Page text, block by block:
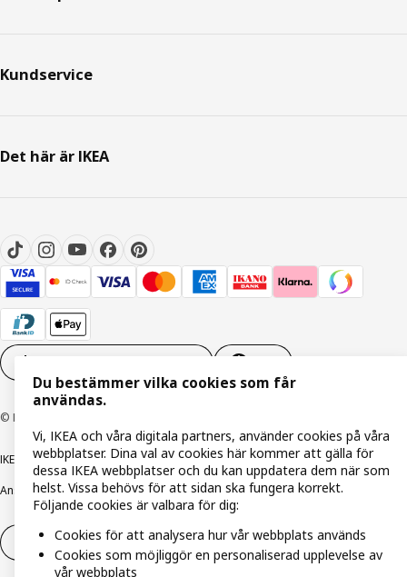
Kundservice
Det här är IKEA
© Inter IKEA Systems B.V. 1999-2026
IKEA Family integritetspolicyIntegritetspolicyCookiepolicy
Ansvarsfullt avslöjandepolicyE-postKöp- & leveransvillkorBolagsinformation
Utöva ångerrätt Utöva ångerrätten för tjänster
Du bestämmer vilka cookies som får
användas.
Vi, IKEA och våra digitala partners, använder cookies på våra
webbplatser. Dina val av cookies här kommer att gälla för
dessa IKEA webbplatser och du kan uppdatera dem när som
helst. Vissa behövs för att sidan ska fungera korrekt.
Följande cookies är valbara för dig:
Cookies för att analysera hur vår webbplats används
Cookies som möjliggör en personaliserad upplevelse av
vår webbplats